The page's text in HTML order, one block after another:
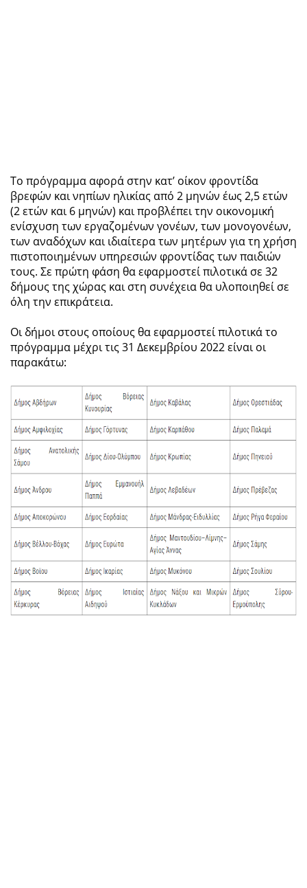
Το πρόγραμμα αφορά στην κατ’ οίκον φροντίδα
βρεφών και νηπίων ηλικίας από 2 μηνών έως 2,5 ετών
(2 ετών και 6 μηνών) και προβλέπει την οικονομική
ενίσχυση των εργαζομένων γονέων, των μονογονέων,
των αναδόχων και ιδιαίτερα των μητέρων για τη χρήση
πιστοποιημένων υπηρεσιών φροντίδας των παιδιών
τους. Σε πρώτη φάση θα εφαρμοστεί πιλοτικά σε 32
δήμους της χώρας και στη συνέχεια θα υλοποιηθεί σε
όλη την επικράτεια.
Οι δήμοι στους οποίους θα εφαρμοστεί πιλοτικά το
πρόγραμμα μέχρι τις 31 Δεκεμβρίου 2022 είναι οι
παρακάτω: